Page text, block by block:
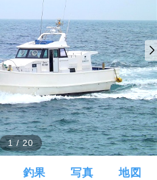
1/20
釣果 写真 地図